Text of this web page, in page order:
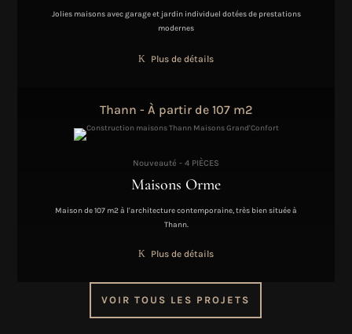
Jolies maisons avec garage et jardin individuel dotées de prestations
modernes
Plus de détails
Thann - À partir de 107 m2
Nouveauté - 4 PIÈCES
Maisons Orme
Maison de 107 m2 à l'architecture contemporaine, très bien située à
Thann.
Plus de détails
VOIR TOUS LES PROJETS